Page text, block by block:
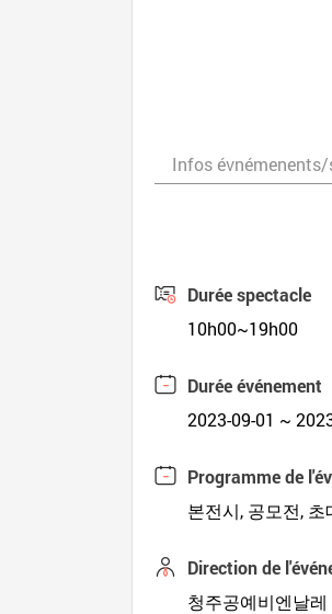
Infos
Durée spectacle
10h00~19h00
Durée événement
2023-09-01 ~
Programme de
본전시, 공모전,
Direction de
청주공예비엔날